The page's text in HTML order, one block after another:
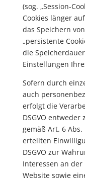
(sog. „Session-
Cookies länger
das Speichern
„persistente
die
Einstellungen
Sofern durch
auch
erfolgt die
DSGVO
gemäß Art. 6 Abs.
erteilten
DSGVO zur
Interessen an
Website sowie